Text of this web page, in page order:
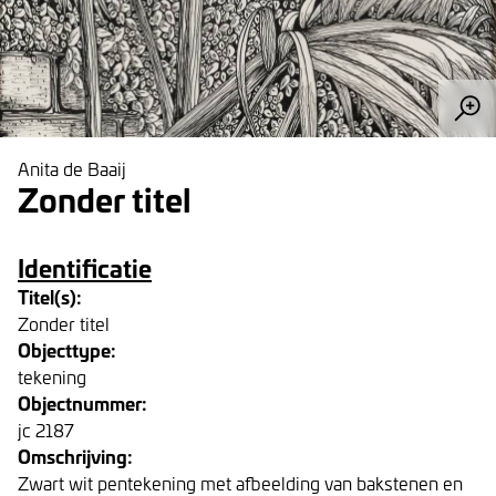
Anita de Baaij
Zonder titel
Identificatie
Titel(s):
Zonder titel
Objecttype:
tekening
Objectnummer:
jc 2187
Omschrijving:
Zwart wit pentekening met afbeelding van bakstenen en